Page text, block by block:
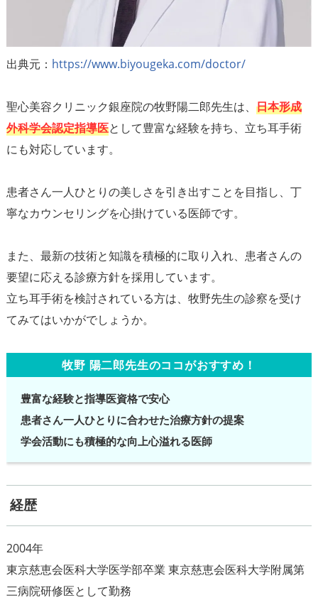
出典元： https://www.biyougeka.com/doctor/
聖心美容クリニック銀座院の牧野陽二郎先生は、 日本形成
外科学会認定指導医として豊富な経験を持ち、立ち耳手術
にも対応しています。
患者さん一人ひとりの美しさを引き出すことを目指し、丁
寧なカウンセリングを心掛けている医師です。
また、最新の技術と知識を積極的に取り入れ、患者さんの
要望に応える診療方針を採用しています。
立ち耳手術を検討されている方は、牧野先生の診察を受け
牧野 陽二郎先生のココがおすすめ！
豊富な経験と指導医資格で安心
患者さん一人ひとりに合わせた治療方針の提案
学会活動にも積極的な向上心溢れる医師
経歴
2004年
東京慈恵会医科大学医学部卒業 東京慈恵会医科大学附属第
三病院研修医として勤務